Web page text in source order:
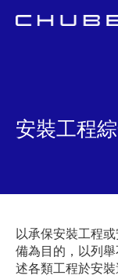
安裝工程
以承保安裝工程
備為目的，以列
述各類工程於安